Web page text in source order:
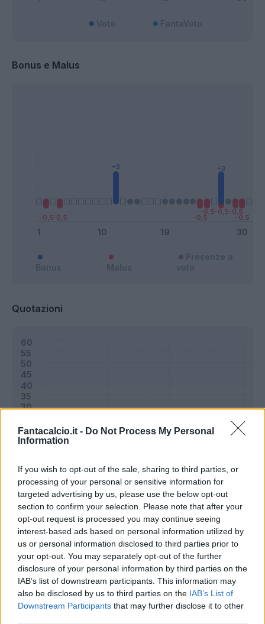
Fantacalcio.it - Do Not Process My Personal
Information
If you wish to opt-out of the sale, sharing to third parties, or
processing of your personal or sensitive information for
targeted advertising by us, please use the below opt-out
section to confirm your selection. Please note that after your
opt-out request is processed you may continue seeing
interest-based ads based on personal information utilized by
us or personal information disclosed to third parties prior to
your opt-out. You may separately opt-out of the further
disclosure of your personal information by third parties on the
IAB’s list of downstream participants. This information may
also be disclosed by us to third parties on the IAB’s List of
Downstream Participants that may further disclose it to other
Bonus e Malus
Quotazioni
Classic Mantra
Riepilogo stagione
Titolare 14 - 46%
Entrato 3 - 10%
Squalificato